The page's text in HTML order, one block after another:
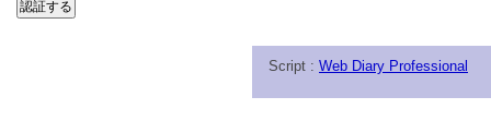
Script : Web Diary Professional